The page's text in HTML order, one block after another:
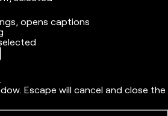
, opens captions
Escape will cancel and close the